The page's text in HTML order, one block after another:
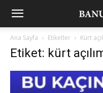
Ana Sayfa Etiketler Kürt
Etiket: kürt